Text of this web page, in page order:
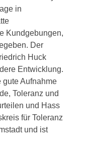
in
Kundgebungen,
Der
Huck
Entwicklung.
gute Aufnahme
Toleranz und
und Hass
für Toleranz
und ist